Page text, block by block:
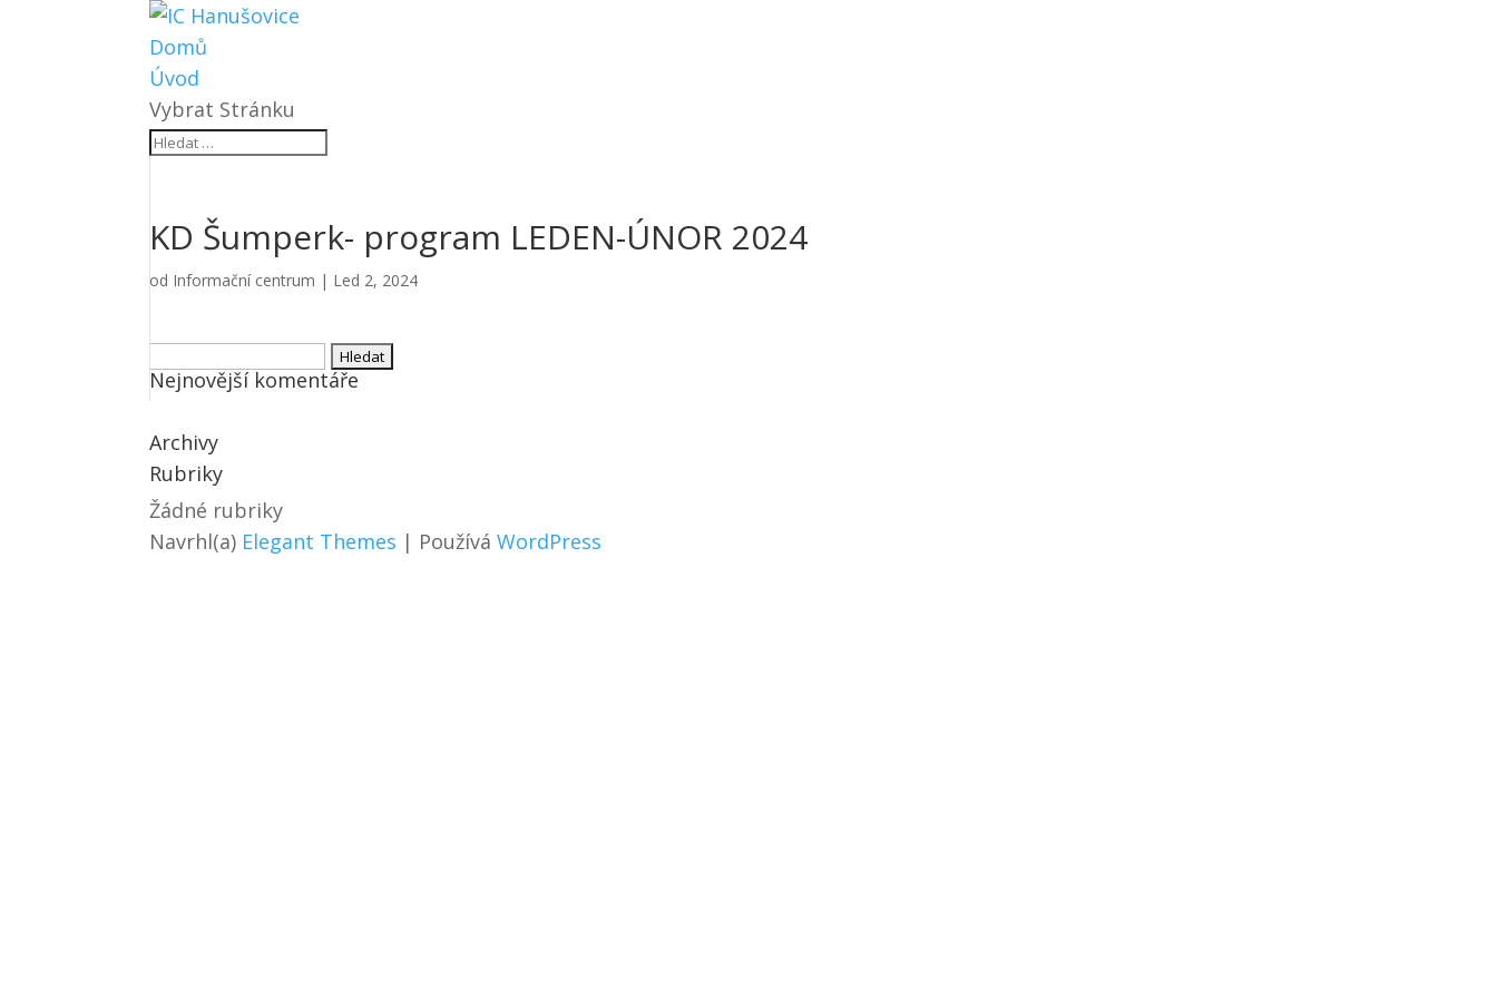
Domů
Úvod
Vybrat Stránku
KD Šumperk- program LEDEN-ÚNOR 2024
od Informační centrum | Led 2, 2024
Vyhledávání
Nejnovější komentáře
Archivy
Rubriky
Žádné rubriky
Navrhl(a) Elegant Themes | PoužíváWordPress